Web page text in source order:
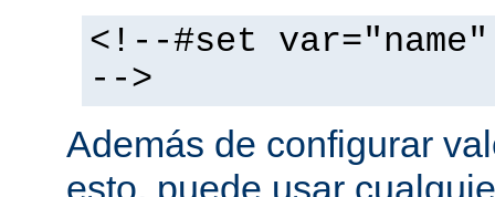
<!--#set
-->
Además de configurar
esto, puede usar